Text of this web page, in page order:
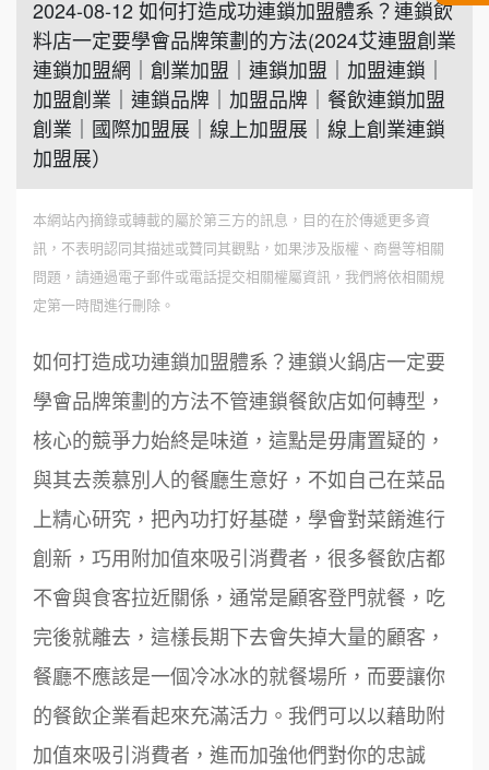
2024-08-12 如何打造成功連鎖加盟體系？連鎖飲
料店一定要學會品牌策劃的方法(2024艾連盟創業
連鎖加盟網｜創業加盟｜連鎖加盟｜加盟連鎖｜
加盟創業｜連鎖品牌｜加盟品牌｜餐飲連鎖加盟
創業｜國際加盟展｜線上加盟展｜線上創業連鎖
加盟展）
本網站內摘錄或轉載的屬於第三方的訊息，目的在於傳遞更多資
訊，不表明認同其描述或贊同其觀點，如果涉及版權、商譽等相關
問題，請通過電子郵件或電話提交相關權屬資訊，我們將依相關規
定第一時間進行刪除。
如何打造成功連鎖加盟體系？連鎖火鍋店一定要
學會品牌策劃的方法不管連鎖餐飲店如何轉型，
核心的競爭力始終是味道，這點是毋庸置疑的，
與其去羨慕別人的餐廳生意好，不如自己在菜品
上精心研究，把內功打好基礎，學會對菜餚進行
創新，巧用附加值來吸引消費者，很多餐飲店都
不會與食客拉近關係，通常是顧客登門就餐，吃
完後就離去，這樣長期下去會失掉大量的顧客，
餐廳不應該是一個冷冰冰的就餐場所，而要讓你
的餐飲企業看起來充滿活力。我們可以以藉助附
加值來吸引消費者，進而加強他們對你的忠誠